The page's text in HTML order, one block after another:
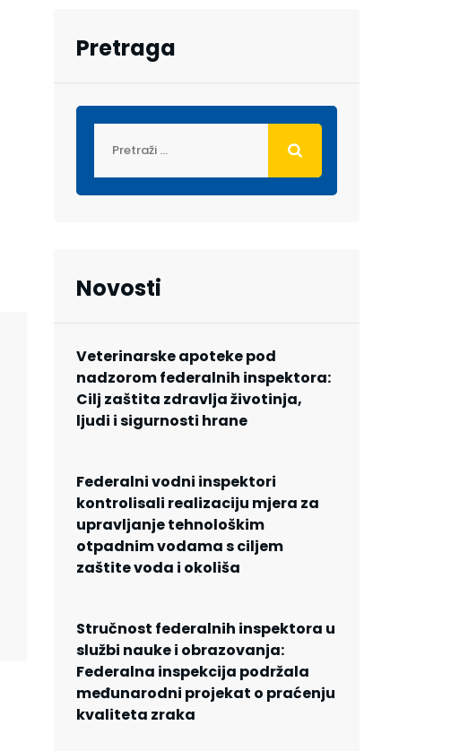
Pretraga
Novosti
Veterinarske apoteke pod
nadzorom federalnih inspektora:
Cilj zaštita zdravlja životinja,
ljudi i sigurnosti hrane
Federalni vodni inspektori
kontrolisali realizaciju mjera za
upravljanje tehnološkim
otpadnim vodama s ciljem
zaštite voda i okoliša
Stručnost federalnih inspektora u
službi nauke i obrazovanja:
Federalna inspekcija podržala
međunarodni projekat o praćenju
kvaliteta zraka